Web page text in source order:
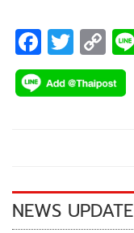
F
ac
e
k
T
wi
tt
C
o
p
k
NEWS UPDATE